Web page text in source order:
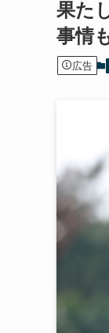
果た
事情
広告